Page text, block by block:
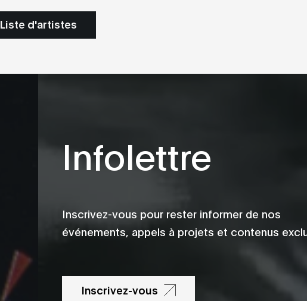
Liste d'artistes
Infolettre
Inscrivez-vous pour rester informer de nos
événements, appels à projets et contenus
Inscrivez-vous